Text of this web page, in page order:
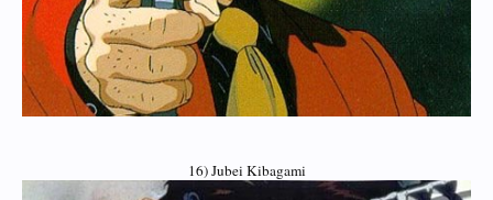
16) Jubei Kibagami